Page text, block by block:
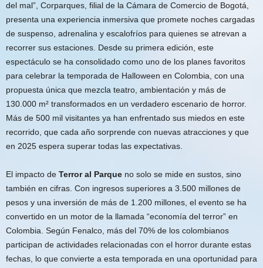
del mal”, Corparques, filial de la Cámara de Comercio de Bogotá,
presenta una experiencia inmersiva que promete noches cargadas
de suspenso, adrenalina y escalofríos para quienes se atrevan a
recorrer sus estaciones. Desde su primera edición, este
espectáculo se ha consolidado como uno de los planes favoritos
para celebrar la temporada de Halloween en Colombia, con una
propuesta única que mezcla teatro, ambientación y más de
130.000 m² transformados en un verdadero escenario de horror.
Más de 500 mil visitantes ya han enfrentado sus miedos en este
recorrido, que cada año sorprende con nuevas atracciones y que
en 2025 espera superar todas las expectativas.
El impacto de Terror al Parque no solo se mide en sustos, sino
también en cifras. Con ingresos superiores a 3.500 millones de
pesos y una inversión de más de 1.200 millones, el evento se ha
convertido en un motor de la llamada “economía del terror” en
Colombia. Según Fenalco, más del 70% de los colombianos
participan de actividades relacionadas con el horror durante estas
fechas, lo que convierte a esta temporada en una oportunidad para